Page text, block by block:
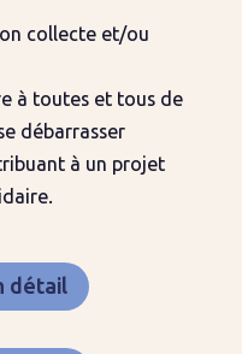
collecte et/ou
à toutes et tous de
débarrasser
à un projet
détail